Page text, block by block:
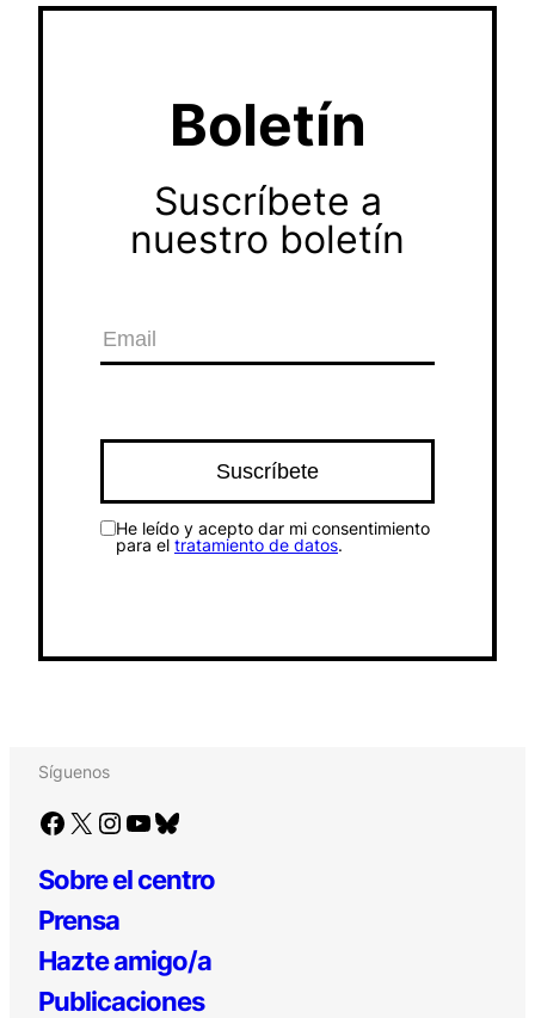
Boletín
Suscríbete a
nuestro boletín
He leído y acepto dar mi consentimiento
para el tratamiento de datos.
Síguenos
Facebook X Instagram YouTube Bluesky
Sobre el centro
Prensa
Hazte amigo/a
Publicaciones